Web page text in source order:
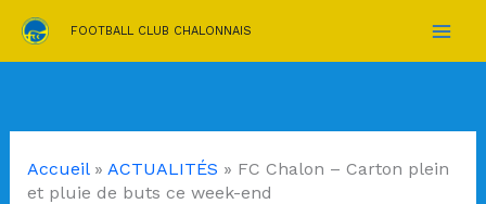
Aller
contenu
FOOTBALL CLUB CHALONNAIS
Accueil» ACTUALITÉS » FC Chalon – Carton plein
et pluie de buts ce week-end